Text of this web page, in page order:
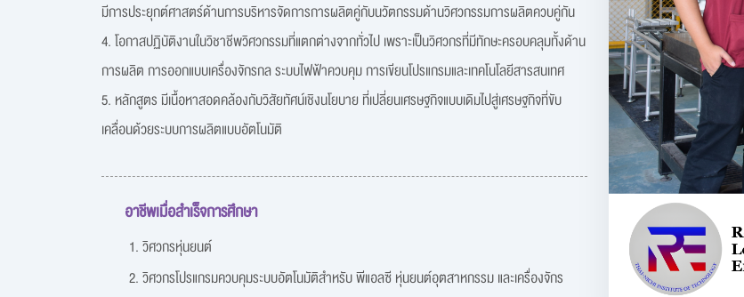
มีการประยุกต์ศาสตร์ด้านการบริหารจัดการการผลิตคู่กับนวัตกรรมด้านวิศวกรรมการผลิตควบคู่กัน
4. โอกาสปฏิบัติงานในวิชาชีพวิศวกรรมที่แตกต่างจากทั่วไป เพราะเป็นวิศวกรที่มีทักษะครอบคลุมทั้งด้าน
การผลิต การออกแบบเครื่องจักรกล ระบบไฟฟ้าควบคุม การเขียนโปรแกรมและเทคโนโลยีสารสนเทศ
5. หลักสูตร มีเนื้อหาสอดคล้องกับวิสัยทัศน์เชิงนโยบาย ที่เปลี่ยนเศรษฐกิจแบบเดิมไปสู่เศรษฐกิจที่ขับ
เคลื่อนด้วยระบบการผลิตแบบอัตโนมัติ
อาชีพเมื่อสำเร็จการศึกษา
วิศวกรหุ่นยนต์
วิศวกรโปรแกรมควบคุมระบบอัตโนมัติสำหรับ พีแอลซี หุ่นยนต์อุตสาหกรรม และเครื่องจักร